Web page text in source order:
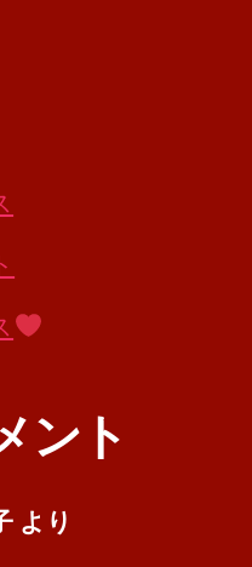
ント
より